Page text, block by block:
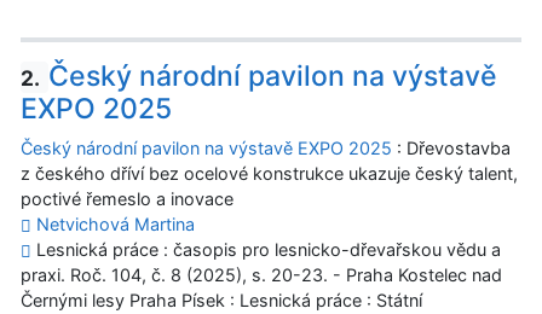
2. Český národní pavilon na výstavě
EXPO 2025
Český národní pavilon na výstavě EXPO 2025 : Dřevostavba
z českého dříví bez ocelové konstrukce ukazuje český talent,
poctivé řemeslo a inovace
Netvichová Martina
Lesnická práce : časopis pro lesnicko-dřevařskou vědu a
praxi. Roč. 104, č. 8 (2025), s. 20-23. - Praha Kostelec nad
Černými lesy Praha Písek : Lesnická práce : Státní